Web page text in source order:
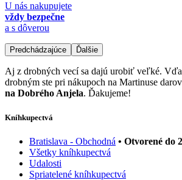
U nás nakupujete
vždy bezpečne
a s dôverou
Predchádzajúce Ďalšie
Aj z drobných vecí sa dajú urobiť veľké.
drobným ste pri nákupoch na Martinuse
na Dobrého Anjela. Ďakujeme!
Kníhkupectvá
Bratislava - Obchodná • Otvorené do
Všetky kníhkupectvá
Udalosti
Spriatelené kníhkupectvá